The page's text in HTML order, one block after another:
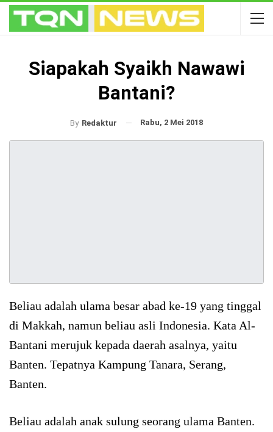
Siapakah Syaikh Nawawi
Bantani?
By Redaktur Rabu, 2 Mei 2018
Beliau adalah ulama besar abad ke-19 yang tinggal
di Makkah, namun beliau asli Indonesia. Kata Al-
Bantani merujuk kepada daerah asalnya, yaitu
Banten. Tepatnya Kampung Tanara, Serang,
Banten.
Beliau adalah anak sulung seorang ulama Banten.